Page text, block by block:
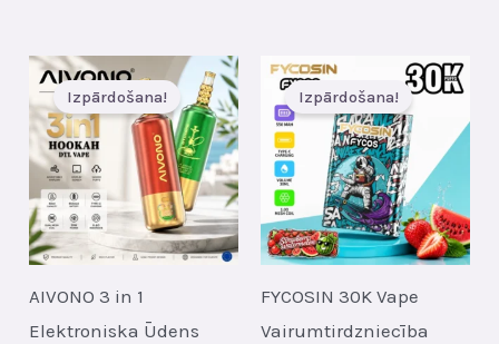
€62.00.€7.50.
Izpārdošana!
AIVONO 3 in 1
Elektroniska Ūdens
Izpārdošana!
FYCOSIN 30K Vape
Vairumtirdzniecība